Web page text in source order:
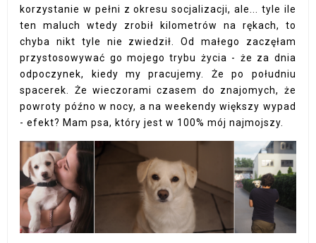
korzystanie w pełni z okresu socjalizacji, ale... tyle ile
ten maluch wtedy zrobił kilometrów na rękach, to
chyba nikt tyle nie zwiedził. Od małego zaczęłam
przystosowywać go mojego trybu życia - że za dnia
odpoczynek, kiedy my pracujemy. Że po południu
spacerek. Że wieczorami czasem do znajomych, że
powroty późno w nocy, a na weekendy większy wypad
- efekt? Mam psa, który jest w 100% mój najmojszy.